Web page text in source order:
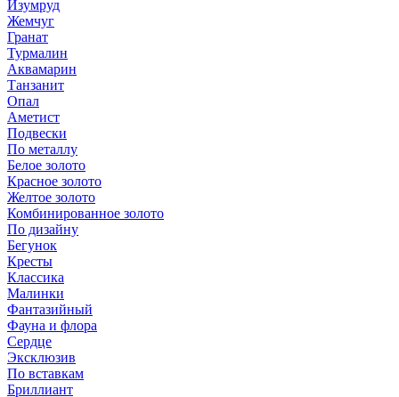
Изумруд
Жемчуг
Гранат
Турмалин
Аквамарин
Танзанит
Опал
Аметист
Подвески
По металлу
Белое золото
Красное золото
Желтое золото
Комбинированное золото
По дизайну
Бегунок
Кресты
Классика
Малинки
Фантазийный
Фауна и флора
Сердце
Эксклюзив
По вставкам
Бриллиант